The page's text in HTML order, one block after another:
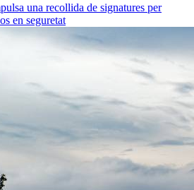
una recollida de signatures per
en seguretat